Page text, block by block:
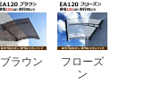
ブラウン
フローズ
ン